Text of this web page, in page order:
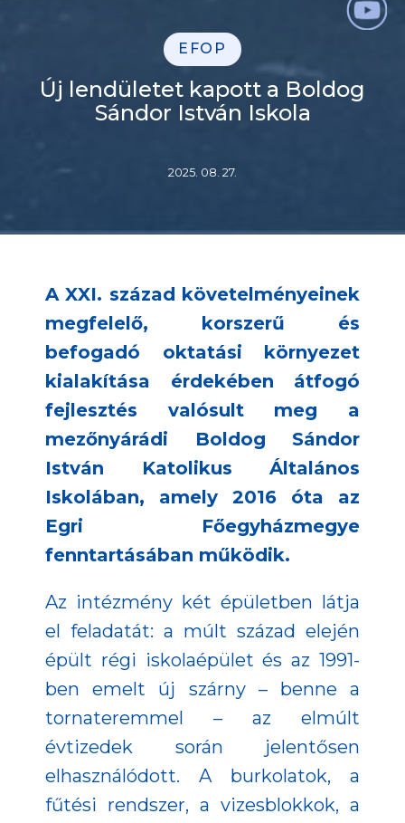
EFOP
Új lendületet kapott a Boldog
Sándor István Iskola
2025. 08. 27.
A XXI. század követelményeinek
megfelelő, korszerű és
befogadó oktatási környezet
kialakítása érdekében átfogó
fejlesztés valósult meg a
mezőnyárádi Boldog Sándor
István Katolikus Általános
Iskolában, amely 2016 óta az
Egri Főegyházmegye
fenntartásában működik.
Az intézmény két épületben látja
el feladatát: a múlt század elején
épült régi iskolaépület és az 1991-
ben emelt új szárny – benne a
tornateremmel – az elmúlt
évtizedek során jelentősen
elhasználódott. A burkolatok, a
fűtési rendszer, a vizesblokkok, a